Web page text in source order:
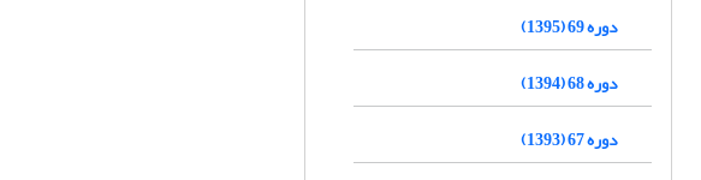
دوره 69 (1395)
دوره 68 (1394)
دوره 67 (1393)